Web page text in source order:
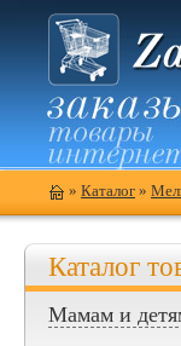
» Каталог »
Каталог
Мамам и